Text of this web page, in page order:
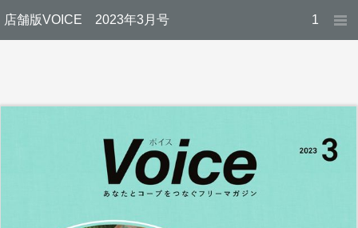
店舗版VOICE 2023年3月号 1